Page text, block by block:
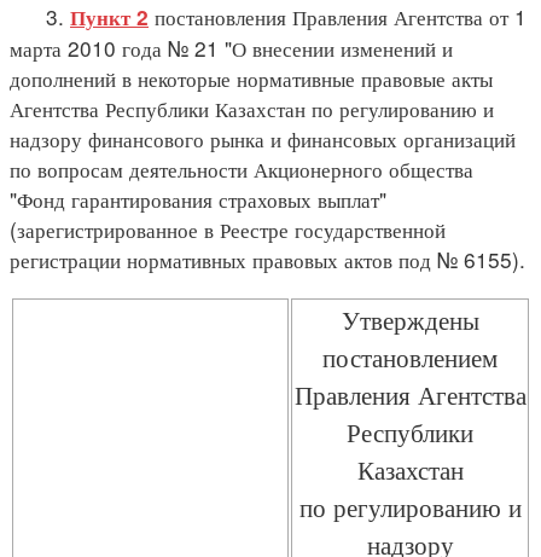
3. Пункт 2 постановления Правления Агентства от 1
марта 2010 года № 21 "О внесении изменений и
дополнений в некоторые нормативные правовые акты
Агентства Республики Казахстан по регулированию и
надзору финансового рынка и финансовых организаций
по вопросам деятельности Акционерного общества
"Фонд гарантирования страховых выплат"
(зарегистрированное в Реестре государственной
регистрации нормативных правовых актов под № 6155).
Утверждены
постановлением
Правления Агентства
Республики
Казахстан
по регулированию и
надзору